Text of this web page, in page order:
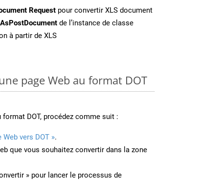
Request pour convertir XLS document
de l’instance de classe
à partir de XLS
page Web au format DOT
DOT, procédez comme suit :
Web vers DOT ».
que vous souhaitez convertir dans la zone
» pour lancer le processus de